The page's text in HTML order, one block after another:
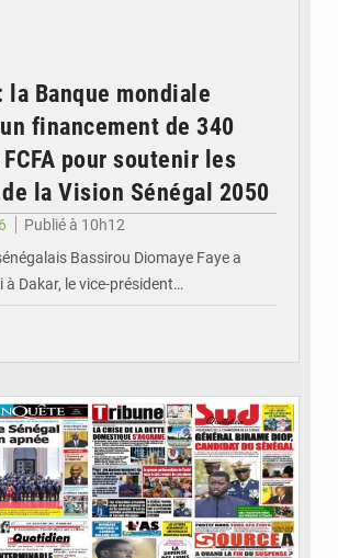
la Banque mondiale
financement de 340
pour soutenir les
la Vision Sénégal 2050
Publié à 10h12
Bassirou Diomaye Faye a
à Dakar, le vice-président…